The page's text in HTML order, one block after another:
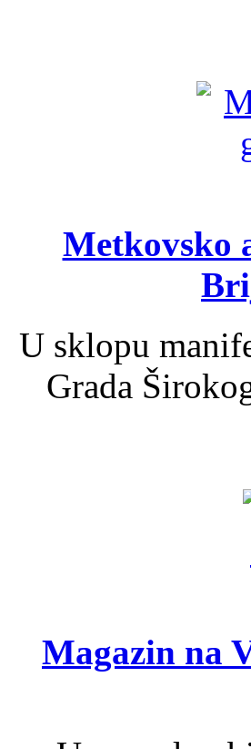
Metkovsko
U sklopu
Grada
Magazin na